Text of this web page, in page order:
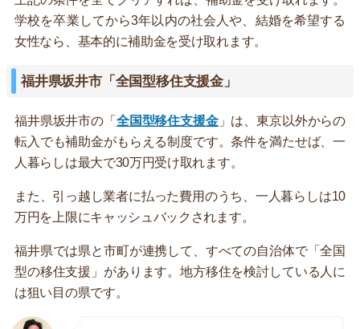
学校を卒業してから3年以内の社会人や、結婚を希望する
女性なら、基本的に補助金を受け取れます。
福井県坂井市「全国型移住支援金」
福井県坂井市の「 全国型移住支援金」は、東京以外からの
転入でも補助金がもらえる制度です。条件を満たせば、一
人暮らしは最大で30万円受け取れます。
また、引っ越し業者に払った費用のうち、一人暮らしは10
万円を上限にキャッシュバックされます。
福井県では県と市町が連携して、すべての自治体で「全国
型の移住支援」があります。地方移住を検討している人に
は狙い目の県です。